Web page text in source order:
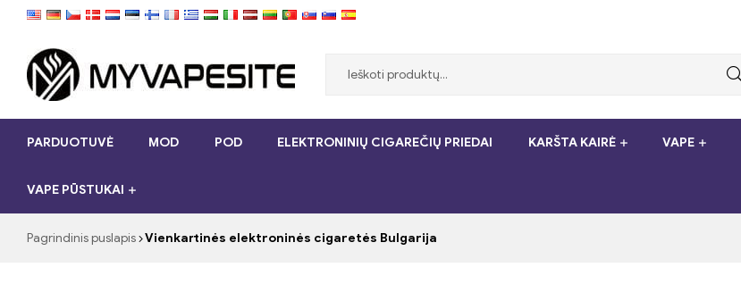
Myvapesite.de
cigaretes
pigiai
internete
PARDUOTUVĖ MOD POD ELEKTRONINIŲ CIGAREČIŲ PRIEDAI KARŠTA KAIRĖ VAPE
VAPE PŪSTUKAI
Pagrindinis puslapis Vienkartinės elektroninės cigaretės Bulgarija